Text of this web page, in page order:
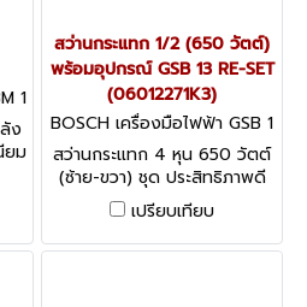
1
ง
ยม
สว่านกระแทก 1/2 (650 วัตต์)
พร้อมอุปกรณ์ GSB 13 RE-SET
(06012271K3)
BOSCH เครื่องมือไฟฟ้า GSB 1
3 RE-SET (06012271K3)
สว่านกระแทก 4 หุน 650 วัตต์
(ซ้าย-ขวา) ชุด ประสิทธิภาพดี
ยิ่งขึ้น ประหยัดมากยิ่งขึ้น
เปรียบเทียบ